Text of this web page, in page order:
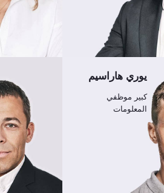
يوري هاراسيم
كبير موظفي
المعلومات